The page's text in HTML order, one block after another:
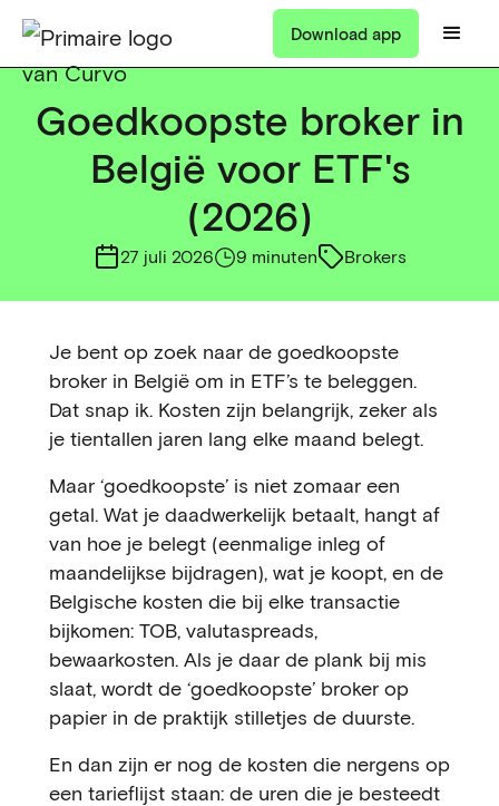
Download app
Goedkoopste broker in
België voor ETF's
(2026)
27 juli 2026 9 minuten Brokers
Je bent op zoek naar de goedkoopste
broker in België om in ETF’s te beleggen.
Dat snap ik. Kosten zijn belangrijk, zeker als
je tientallen jaren lang elke maand belegt.
Maar ‘goedkoopste’ is niet zomaar een
getal. Wat je daadwerkelijk betaalt, hangt af
van hoe je belegt (eenmalige inleg of
maandelijkse bijdragen), wat je koopt, en de
Belgische kosten die bij elke transactie
bijkomen: TOB, valutaspreads,
bewaarkosten. Als je daar de plank bij mis
slaat, wordt de ‘goedkoopste’ broker op
papier in de praktijk stilletjes de duurste.
En dan zijn er nog de kosten die nergens op
een tarieflijst staan: de uren die je besteedt